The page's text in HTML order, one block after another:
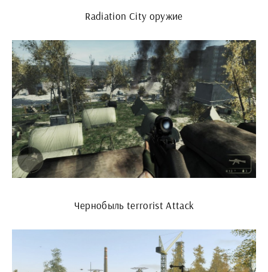
Radiation City оружие
Чернобыль terrorist Attack